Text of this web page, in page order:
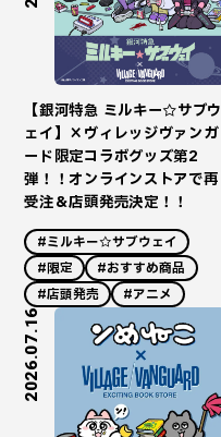
【銀河特急 ミルキー☆サブウ
ェイ】×ヴィレッジヴァンガ
ード限定コラボグッズ第2
弾！！オンラインストアで再
受注＆店頭発売決定！！
#ミルキー☆サブウェイ
#限定
#おすすめ商品
#店頭発売
#アニメ
2026.07.16